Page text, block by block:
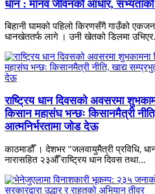
धान : मानव जीवनको आधार,
बिहानी घामको पहिलो किरणसँगै गाउँको
धानखेततर्फ लागे । उनी खेतको डिलमा
राष्ट्रिय धान दिवसको अवसरमा
किसान महासंघ भन्छः किसानमैत्री
आत्मनिर्भरतामा जोड देऊ
काठमाडौँ । देशभर "जलवायुमैत्री प्रविधि,
नारासहित २३औँ राष्ट्रिय धान दिवस तथा...